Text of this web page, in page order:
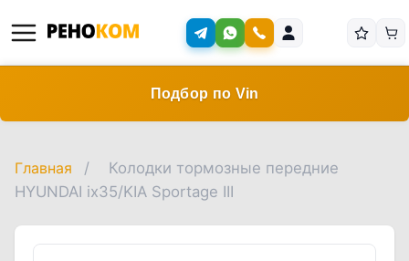
Подбор по Vin
Главная /
Колодки тормозные передние
HYUNDAI ix35/KIA Sportage III